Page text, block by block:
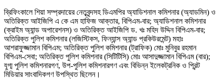
ব্রিফিংকালে শিয়া সম্প্রদায়ের নেতৃবৃন্দসহ ডিএমপির অ্যাডিশনাল কমিশনার (অ্যাডমিন) ও
অতিরিক্ত আইজিপি এ কে এম হাফিজ আক্তার, বিপিএম-বার; অ্যাডিশনাল কমিশনার
(ক্রাইম অ্যান্ড অপারেশনস) ও অতিরিক্ত আইজিপি ড. খঃ মহিদ উদ্দিন বিপিএম-বার;
অতিরিক্ত পুলিশ কমিশনার (লজিস্টিকস, ফিন্যান্স অ্যান্ড প্রকিউরমেন্ট) মহাঃ
আশরাফুজ্জামান বিপিএম; অতিরিক্ত পুলিশ কমিশনার (ট্রাফিক) মোঃ মুনিবুর রহমান
বিপিএম-সেবা; অতিরিক্ত পুলিশ কমিশনার (সিটিটিসি) মোঃ আসাদুজ্জামান বিপিএম (বার);
যুগ্ম পুলিশ কমিশনারগণ, উপ-পুলিশ কমিশনারগণ এবং বিভিন্ন ইলেকট্রনিক ও প্রিন্ট
মিডিয়ার সাংবাদিকগণ উপস্থিত ছিলেন।